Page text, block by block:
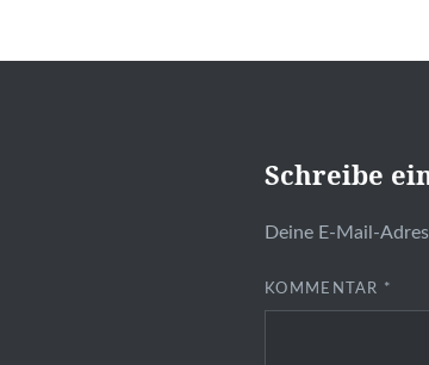
Schreibe
Deine E-Mail-
KOMMENTAR *